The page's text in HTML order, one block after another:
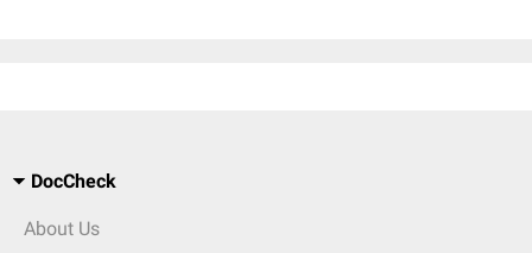
DocCheck
About Us